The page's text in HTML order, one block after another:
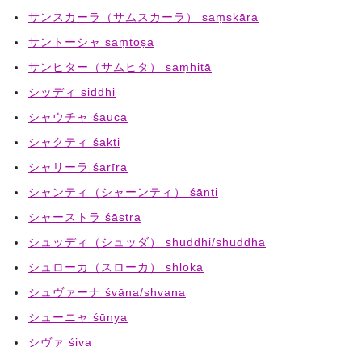
サンスカーラ（サムスカーラ） saṃskāra
サントーシャ saṃtoṣa
サンヒター（サムヒタ） saṃhitā
シッディ siddhi
シャウチャ śauca
シャクティ śakti
シャリーラ śarīra
シャンティ（シャーンティ） śānti
シャーストラ śāstra
シュッディ（シュッダ） shuddhi/shuddha
シュローカ（スローカ） shloka
シュヴァーナ śvāna/shvana
シューニャ śūnya
シヴァ śiva